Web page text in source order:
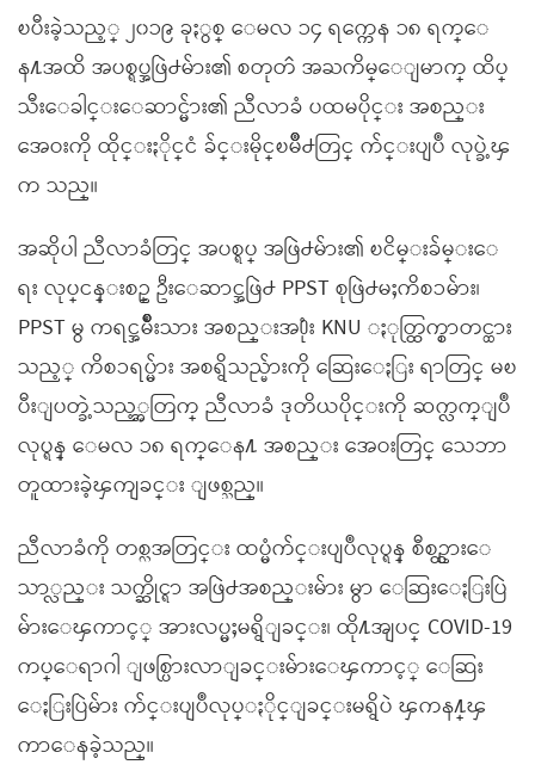
ၿပီးခဲ့သည့္ ၂၀၁၉ ခုႏွစ္ ေမလ ၁၄ ရက္ကေန ၁၈ ရက္ေ
န႔အထိ အပစ္ရပ္အဖြဲ႕မ်ား၏ စတုတၳ အႀကိမ္ေျမာက္ ထိပ္
သီးေခါင္းေဆာင္မ်ား၏ ညီလာခံ ပထမပိုင္း အစည္း
အေဝးကို ထိုင္းႏိုင္ငံ ခ်င္းမိုင္ၿမိဳ႕တြင္ က်င္းပျပဳ လုပ္ခဲ့ၾ
က သည္။
အဆိုပါ ညီလာခံတြင္ အပစ္ရပ္ အဖြဲ႕မ်ား၏ ၿငိမ္းခ်မ္းေ
ရး လုပ္ငန္းစဥ္ ဦးေဆာင္အဖြဲ႕ PPST စုဖြဲ႕မႈကိစၥမ်ား၊
PPST မွ ကရင္အမ်ိဳးသား အစည္းအ႐ုံး KNU ႏုတ္ထြက္စာတင္ထား
သည့္ ကိစၥရပ္မ်ား အစရွိသည္မ်ားကို ေဆြးေႏြး ရာတြင္ မၿ
ပီးျပတ္ခဲ့သည့္အတြက္ ညီလာခံ ဒုတိယပိုင္းကို ဆက္လက္ျပဳ
လုပ္ရန္ ေမလ ၁၈ ရက္ေန႔ အစည္း အေဝးတြင္ သေဘာ
တူထားခဲ့ၾကျခင္း ျဖစ္သည္။
ညီလာခံကို တစ္လအတြင္း ထပ္မံက်င္းပျပဳလုပ္ရန္ စီစဥ္ထားေ
သာ္လည္း သက္ဆိုင္ရာ အဖြဲ႕အစည္းမ်ား မွာ ေဆြးေႏြးပြဲ
မ်ားေၾကာင့္ အားလပ္မႈမရွိျခင္း၊ ထို႔အျပင္ COVID-19
ကပ္ေရာဂါ ျဖစ္ပြားလာျခင္းမ်ားေၾကာင့္ ေဆြး
ေႏြးပြဲမ်ား က်င္းပျပဳလုပ္ႏိုင္ျခင္းမရွိပဲ ၾကန႔္ၾ
ကာေနခဲ့သည္။